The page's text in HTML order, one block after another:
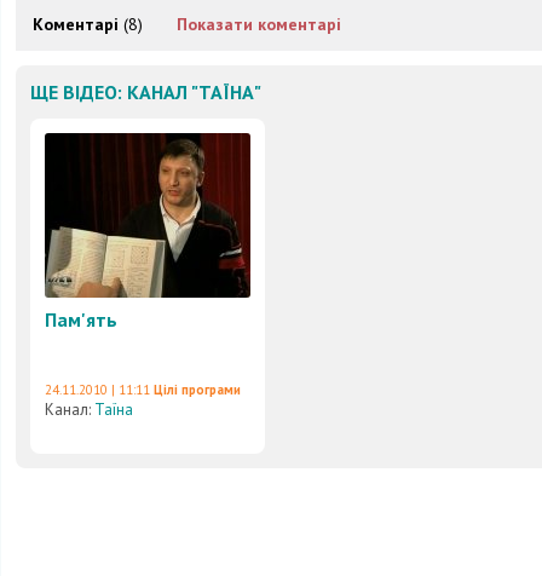
Коментарі (8) Показати коментарі
ЩЕ ВІДЕО: КАНАЛ "ТАЇНА"
Пам'ять
24.11.2010 | 11:11 Цілі програми
Канал: Таїна